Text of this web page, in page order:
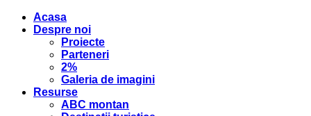
Acasa
Despre noi
Proiecte
Parteneri
2%
Galeria de imagini
Resurse
ABC montan